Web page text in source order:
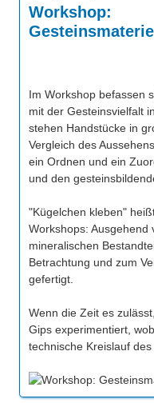
Unsere Linktipps
Pressearchiv
Workshop:
Im Workshop befassen
mit der Gesteinsvielfalt
stehen Handstücke in
Vergleich des
ein Ordnen und ein
und den
"Kügelchen kleben"
Workshops: Ausgehend
mineralischen
Betrachtung und zum
gefertigt.
Wenn die Zeit es
Gips experimentiert,
technische Kreislauf